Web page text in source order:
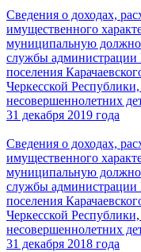
Сведения о доходах,
имущественного
муниципальную
службы администрации
поселения
Черкесской
несовершеннолетних
31 декабря 2019 года
Сведения о доходах,
имущественного
муниципальную
службы администрации
поселения
Черкесской
несовершеннолетних
31 декабря 2018 года